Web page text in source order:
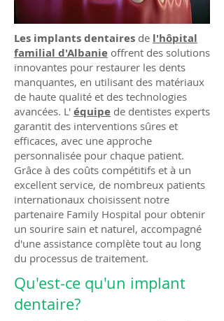
Les implants dentaires de l'hôpital
familial d'Albanie offrent des solutions
innovantes pour restaurer les dents
manquantes, en utilisant des matériaux
de haute qualité et des technologies
avancées. L' équipe de dentistes experts
garantit des interventions sûres et
efficaces, avec une approche
personnalisée pour chaque patient.
Grâce à des coûts compétitifs et à un
excellent service, de nombreux patients
internationaux choisissent notre
partenaire Family Hospital pour obtenir
un sourire sain et naturel, accompagné
d'une assistance complète tout au long
du processus de traitement.
Qu'est-ce qu'un implant
dentaire?